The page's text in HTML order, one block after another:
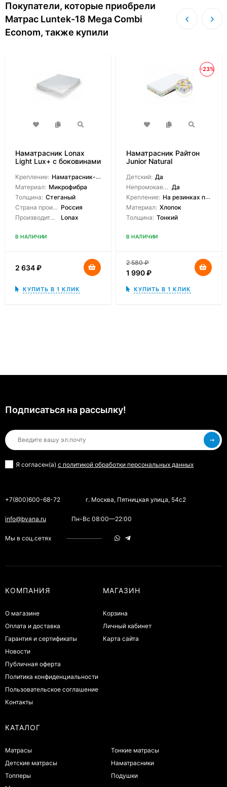
Покупатели, которые приобрели
Матрас Luntek-18 Mega Combi
Econom, также купили
Наматрасник Lonax
Light Lux+ с боковинами
Крепление: Наматрасник-чехол
Материал: Микрофибра
Толщина: Стеганый
Страна производитель: Россия
Производитель:
Lonax
В НАЛИЧИИ
2 634₽
КУПИТЬ В 1 КЛИК
-23%
Наматрасник Райтон
Junior Natural
Детский: Да
Непромокаемый: Да
Крепление: На резинках по углам
Материал: Хлопок
Толщина: Тонкий
В НАЛИЧИИ
2 580₽
1 990₽
КУПИТЬ В 1 КЛИК
Подписаться на рассылкy!
Я согласен(a) с политикой обработки персональных данных
+7(800)600-68-72 г. Москва, Пятницкая улица, 54с2
info@bvana.ru Пн-Вс 08:00—22:00
Мы в соц.сетях
КОМПАНИЯ
О магазине
Оплата и доставка
Гарантия и сертификаты
Новости
Публичная оферта
Политика конфиденциальности
Пользовательское соглашение
Контакты
МАГАЗИН
Корзина
Личный кабинет
Карта сайта
КАТАЛОГ
Матрасы
Детские матрасы
Топперы
Тонкие матрасы
Наматрасники
Подушки